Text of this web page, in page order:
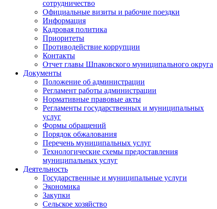
сотрудничество
Официальные визиты и рабочие поездки
Информация
Кадровая политика
Приоритеты
Противодействие коррупции
Контакты
Отчет главы Шпаковского муниципального округа
Документы
Положение об администрации
Регламент работы администрации
Нормативные правовые акты
Регламенты государственных и муниципальных
услуг
Формы обращений
Порядок обжалования
Перечень муниципальных услуг
Технологические схемы предоставления
муниципальных услуг
Деятельность
Государственные и муниципальные услуги
Экономика
Закупки
Сельское хозяйство